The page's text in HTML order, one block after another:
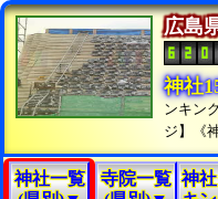
広島
神社
ンキン
ジ】《
神社一覧
寺院一覧 神